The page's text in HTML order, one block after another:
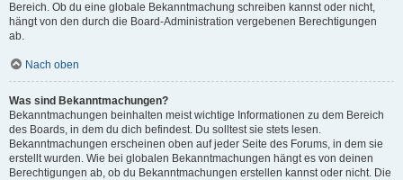
Bereich. Ob du eine globale Bekanntmachung schreiben kannst oder nicht,
hängt von den durch die Board-Administration vergebenen Berechtigungen
ab.
Nach oben
Was sind Bekanntmachungen?
Bekanntmachungen beinhalten meist wichtige Informationen zu dem Bereich
des Boards, in dem du dich befindest. Du solltest sie stets lesen.
Bekanntmachungen erscheinen oben auf jeder Seite des Forums, in dem sie
erstellt wurden. Wie bei globalen Bekanntmachungen hängt es von deinen
Berechtigungen ab, ob du Bekanntmachungen erstellen kannst oder nicht. Die